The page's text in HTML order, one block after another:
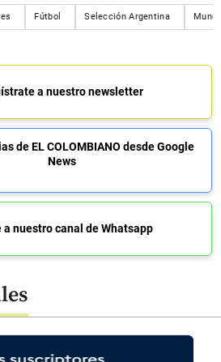
Fútbol Selección Argentina
a nuestro newsletter
de EL COLOMBIANO desde Google
News
a nuestro canal de Whatsapp